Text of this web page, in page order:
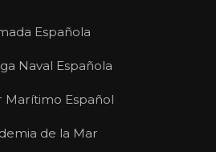
Española
Naval Española
Marítimo Español
de la Mar